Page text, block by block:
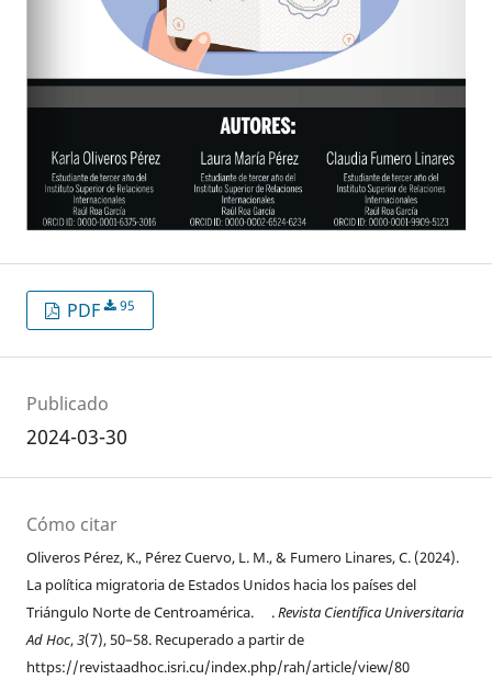
PDF 95
Publicado
2024-03-30
Cómo citar
Oliveros Pérez, K., Pérez Cuervo, L. M., & Fumero Linares, C. (2024).
La política migratoria de Estados Unidos hacia los países del
Triángulo Norte de Centroamérica. .Revista Científica Universitaria
Ad Hoc,3(7), 50–58. Recuperado a partir de
https://revistaadhoc.isri.cu/index.php/rah/article/view/80